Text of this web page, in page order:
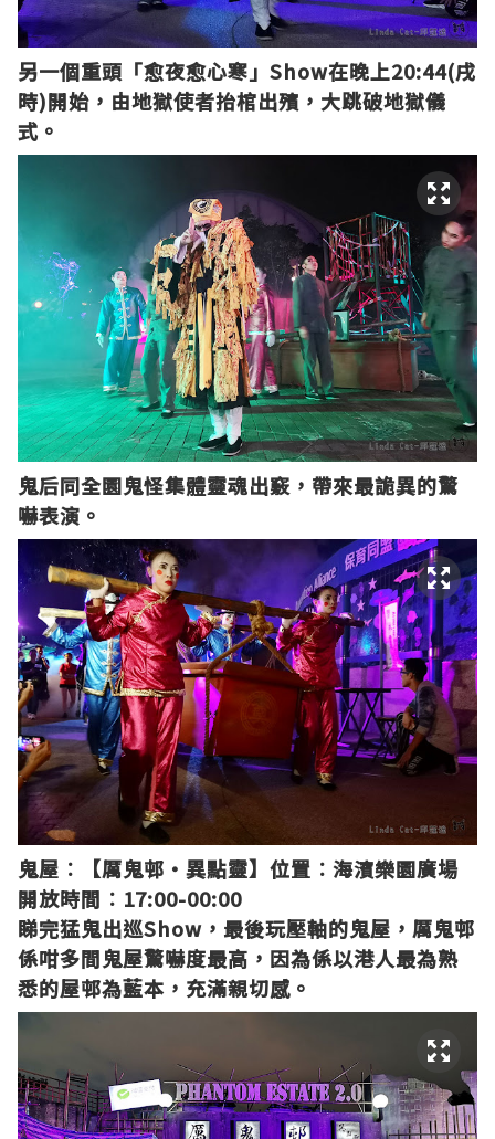
另一個重頭「愈夜愈心寒」Show在晚上20:44(戌
時)開始，由地獄使者抬棺出殯，大跳破地獄儀
式。
鬼后同全園鬼怪集體靈魂出竅，帶來最詭異的驚
嚇表演。
鬼屋︰【厲鬼邨‧異點靈】 位置︰海濱樂園廣場
開放時間︰17:00-00:00
睇完猛鬼出巡Show，最後玩壓軸的鬼屋， 厲鬼邨
係咁多間鬼屋驚嚇度最高，因為係以港人最為熟
悉的屋邨為藍本，充滿親切感。